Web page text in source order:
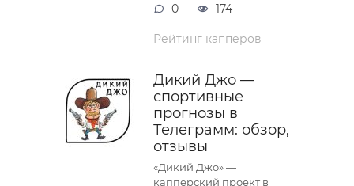
0 174
Рейтинг капперов
Дикий Джо —
спортивные
прогнозы в
Телеграмм: обзор,
отзывы
«Дикий Джо» —
капперский проект в